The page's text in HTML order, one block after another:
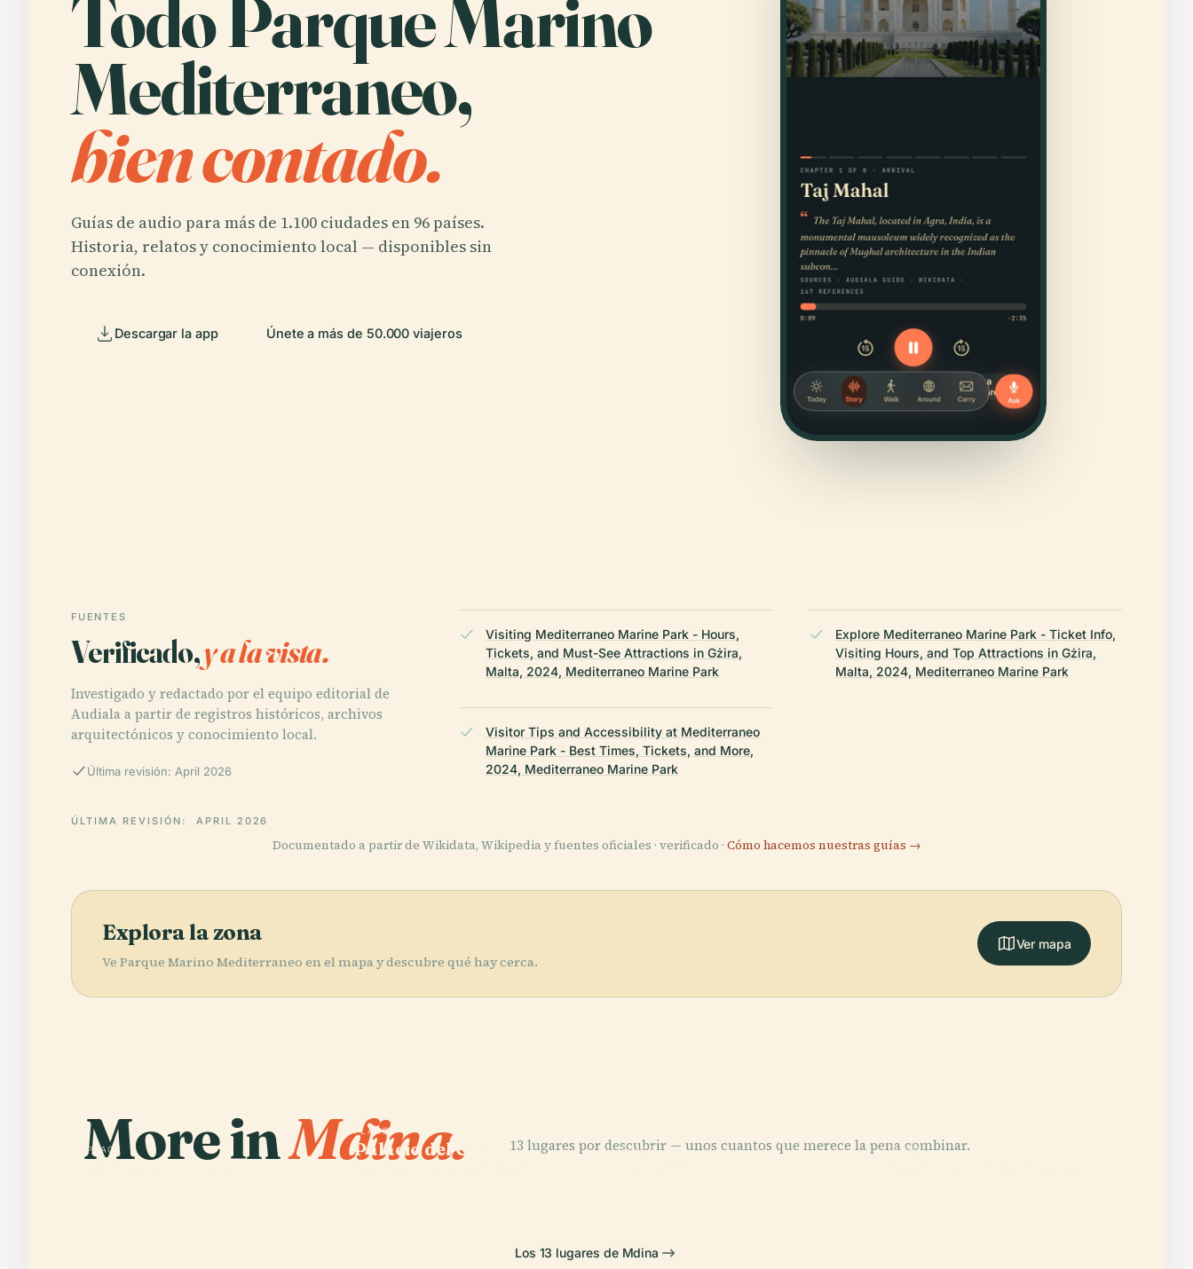
Todo Parque Marino
Mediterraneo,
bien contado.
Guías de audio para más de 1.100 ciudades en 96 países.
Historia, relatos y conocimiento local — disponibles sin
conexión.
Descargar la app Únete a más de 50.000 viajeros
FUENTES
Verificado,y a la vista.
Investigado y redactado por el equipo editorial de
Audiala a partir de registros históricos, archivos
arquitectónicos y conocimiento local.
Última revisión: April 2026
Visiting Mediterraneo Marine Park - Hours,
Tickets, and Must-See Attractions in Gżira,
Malta, 2024, Mediterraneo Marine Park
Explore Mediterraneo Marine Park - Ticket Info,
Visiting Hours, and Top Attractions in Gżira,
Malta, 2024, Mediterraneo Marine Park
Visitor Tips and Accessibility at Mediterraneo
Marine Park - Best Times, Tickets, and More,
2024, Mediterraneo Marine Park
ÚLTIMA REVISIÓN: APRIL 2026
Documentado a partir de Wikidata, Wikipedia y fuentes oficiales · verificado · Cómo hacemos nuestras guías →
Explora la zona
Ve Parque Marino Mediterraneo en el mapa y descubre qué hay cerca.
Ver mapa
More inMdina. 13 lugares por descubrir — unos cuantos que merece la pena combinar.
PLACE
San Pawl Il-Baħar
PLACE
Palacio del Gran
Maestre (La Valeta)
PLACE PLACE
Los 13 lugares de Mdina